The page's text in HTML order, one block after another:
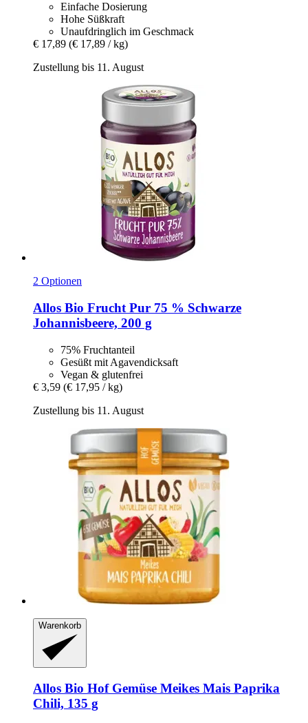
Einfache Dosierung
Hohe Süßkraft
Unaufdringlich im Geschmack
€ 17,89 (€ 17,89 / kg)
Zustellung bis 11. August
2 Optionen
Allos Bio Frucht Pur 75 % Schwarze
Johannisbeere, 200 g
75% Fruchtanteil
Gesüßt mit Agavendicksaft
Vegan & glutenfrei
€ 3,59 (€ 17,95 / kg)
Zustellung bis 11. August
Warenkorb
Allos Bio Hof Gemüse Meikes Mais Paprika
Chili, 135 g